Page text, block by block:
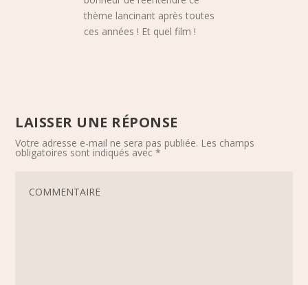
thème lancinant après toutes
ces années ! Et quel film !
LAISSER UNE RÉPONSE
Votre adresse e-mail ne sera pas publiée. Les champs
obligatoires sont indiqués avec*